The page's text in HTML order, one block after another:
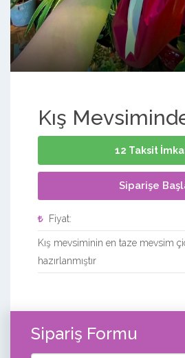
Kış
12 Taksit
Siparişe
Fiyat:
Kış mevsiminin en taze mevsim
hazırlanmıştır
Sipariş Formu